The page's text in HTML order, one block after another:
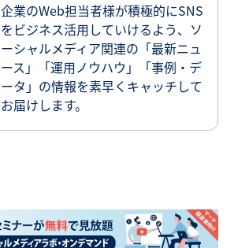
企業のWeb担当者様が積極的にSNS
をビジネス活用していけるよう、ソ
ーシャルメディア関連の「最新ニュ
ース」「運用ノウハウ」「事例・デ
ータ」の情報を素早くキャッチして
お届けします。